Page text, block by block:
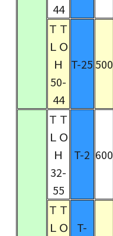
44
ＴＴ
ＬＯ
Ｈ
50-
44
T-25 500
ＴＴ
ＬＯ
Ｈ
32-
55
T-2 600
ＴＴ
ＬＯ
T-